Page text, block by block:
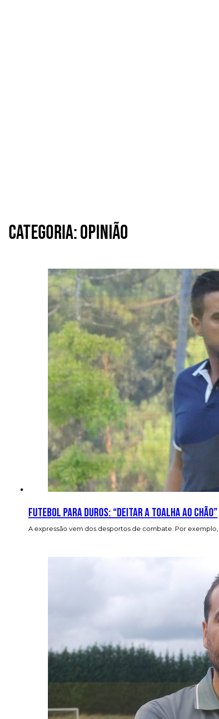
Categoria: Opinião
Futebol para duros: “Deitar a toalha ao chão”
A expressão vem dos desportos de combate. Por